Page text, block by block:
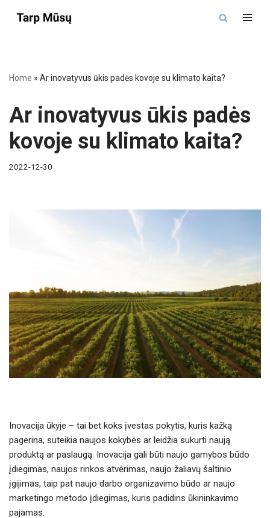
Home » Ar inovatyvus ūkis padės kovoje su klimato kaita?
Ar inovatyvus ūkis padės
kovoje su klimato kaita?
2022-12-30
Inovacija ūkyje – tai bet koks įvestas pokytis, kuris kažką
pagerina, suteikia naujos kokybės ar leidžia sukurti naują
produktą ar paslaugą. Inovacija gali būti naujo gamybos būdo
įdiegimas, naujos rinkos atvėrimas, naujo žaliavų šaltinio
įgijimas, taip pat naujo darbo organizavimo būdo ar naujo
marketingo metodo įdiegimas, kuris padidins ūkininkavimo
pajamas.